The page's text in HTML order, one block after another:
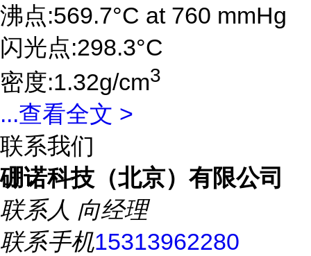
沸点:569.7°C at 760 mmHg
闪光点:298.3°C
密度:1.32g/cm3
...查看全文 >
联系我们
硼诺科技（北京）有限公司
联系人 向经理
联系手机15313962280